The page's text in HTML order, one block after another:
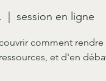
session en ligne
comment rendre
et d'en